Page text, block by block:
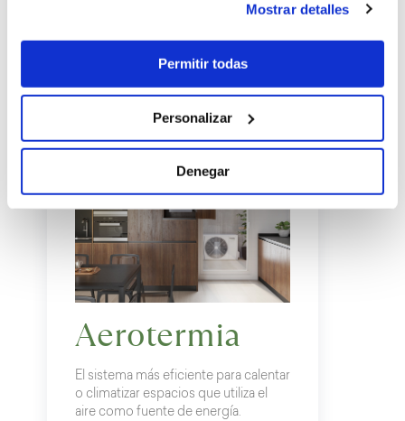
Mostrar detalles
Permitir todas
Personalizar
Denegar
Descubre la gama de aerotermia de
KOSNER
Aerotermia
El sistema más eficiente para calentar
o climatizar espacios que utiliza el
aire como fuente de energía.